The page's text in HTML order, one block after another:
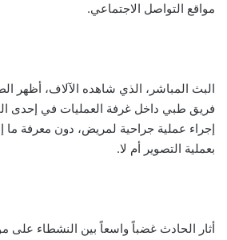
مواقع التواصل الاجتماعي.
البث المباشر، الذي شاهده الآلاف، أظهر
فريق طبي داخل غرفة العمليات في إحدى
إجراء عملية جراحية لمريض، دون معرفة
بعملية التصوير أم لا.
أثار الحادث غضباً واسعاً بين النشطاء على